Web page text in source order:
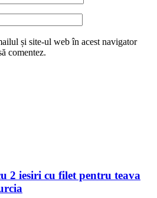
și site-ul web în acest navigator
comentez.
2 iesiri cu filet pentru teava